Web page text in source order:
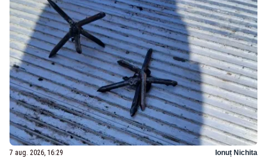
7 aug. 2026, 16:29 Ionuț Nichita